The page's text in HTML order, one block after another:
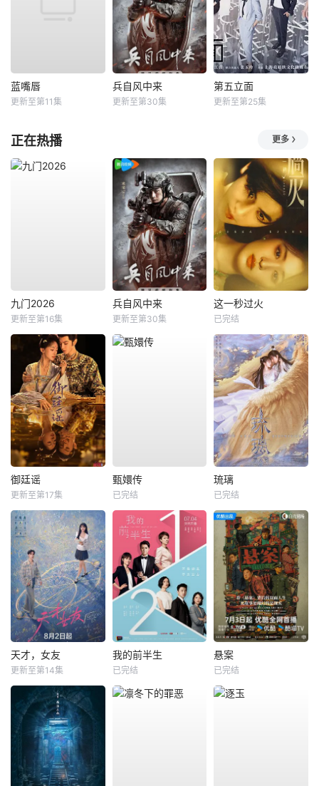
蓝嘴唇
更新至第11集
兵自风中来
更新至第30集
第五立面
更新至第25集
正在热播 更多
九门2026
更新至第16集
兵自风中来
更新至第30集
这一秒过火
已完结
御廷谣
更新至第17集
甄嬛传
已完结
琉璃
已完结
天才，女友
更新至第14集
我的前半生
已完结
悬案
已完结